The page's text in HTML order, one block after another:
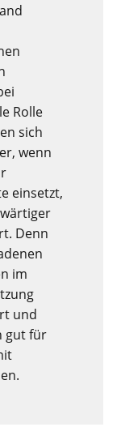
Rolle
sich
wenn
einsetzt,
r
. Denn
en
im
und
gutfür
en.